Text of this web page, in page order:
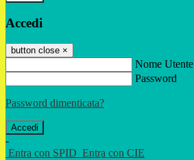
Accedi
button close ×
Nome Utente
Password
Password dimenticata?
-
Entra con SPID Entra con CIE